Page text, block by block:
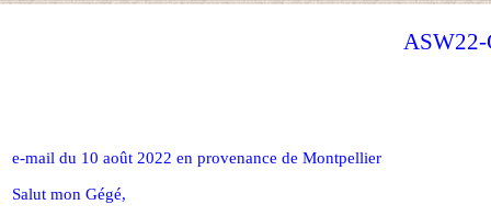
ASW22-
e-mail du 10 août 2022 en provenance de Montpellier
Salut mon Gégé,